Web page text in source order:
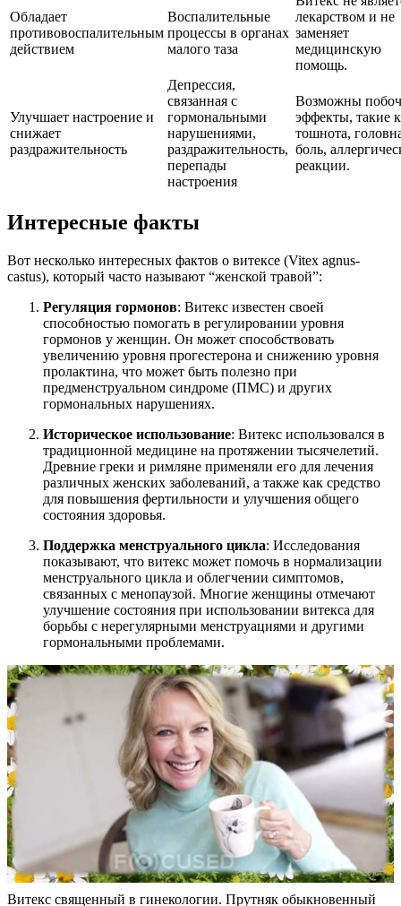
Обладает
противовоспалительным
действием
Воспалительные
процессы в органах
малого таза
лекарством и не
заменяет
медицинскую
помощь.
Улучшает настроение и
снижает
раздражительность
Депрессия,
связанная с
гормональными
нарушениями,
раздражительность,
перепады
настроения
Возможны
эффекты, такие
тошнота,
боль,
реакции.
Интересные факты
Вот несколько интересных фактов о витексе (Vitex agnus-
castus), который часто называют “женской травой”:
Регуляция гормонов: Витекс известен своей
способностью помогать в регулировании уровня
гормонов у женщин. Он может способствовать
увеличению уровня прогестерона и снижению уровня
пролактина, что может быть полезно при
предменструальном синдроме (ПМС) и других
гормональных нарушениях.
Историческое использование: Витекс использовался в
традиционной медицине на протяжении тысячелетий.
Древние греки и римляне применяли его для лечения
различных женских заболеваний, а также как средство
для повышения фертильности и улучшения общего
состояния здоровья.
Поддержка менструального цикла: Исследования
показывают, что витекс может помочь в нормализации
менструального цикла и облегчении симптомов,
связанных с менопаузой. Многие женщины отмечают
улучшение состояния при использовании витекса для
борьбы с нерегулярными менструациями и другими
гормональными проблемами.
Витекс священный в гинекологии. Прутняк обыкновенный